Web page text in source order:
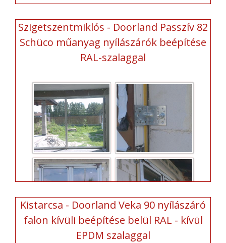
Szigetszentmiklós - Doorland Passzív 82
Schüco műanyag nyílászárók beépítése
RAL-szalaggal
Kistarcsa - Doorland Veka 90 nyílászáró
falon kívüli beépítése belül RAL - kívül
EPDM szalaggal